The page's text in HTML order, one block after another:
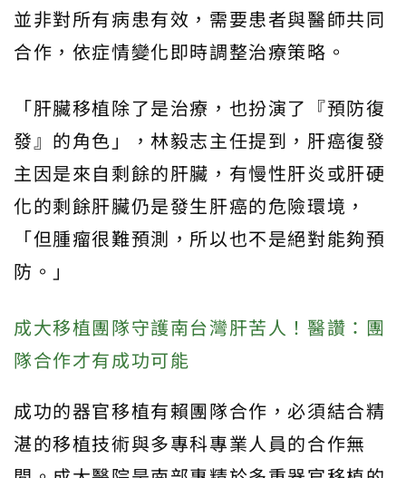
並非對所有病患有效，需要患者與醫師共同
合作，依症情變化即時調整治療策略。
「肝臟移植除了是治療，也扮演了『預防復
發』的角色」，林毅志主任提到，肝癌復發
主因是來自剩餘的肝臟，有慢性肝炎或肝硬
化的剩餘肝臟仍是發生肝癌的危險環境，
「但腫瘤很難預測，所以也不是絕對能夠預
防。」
成大移植團隊守護南台灣肝苦人！醫讚：團
隊合作才有成功可能
成功的器官移植有賴團隊合作，必須結合精
湛的移植技術與多專科專業人員的合作無